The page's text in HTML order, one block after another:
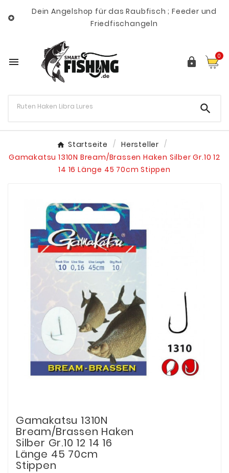

Dein Angelshop für das Raubfisch ; Feeder und
Friedfischangeln
  0

Startseite
Hersteller
Gamakatsu 1310N Bream/Brassen Haken Silber Gr.10 12
14 16 Länge 45 70cm Stippen
Gamakatsu 1310N
Bream/Brassen Haken
Silber Gr.10 12 14 16
Länge 45 70cm
Stippen